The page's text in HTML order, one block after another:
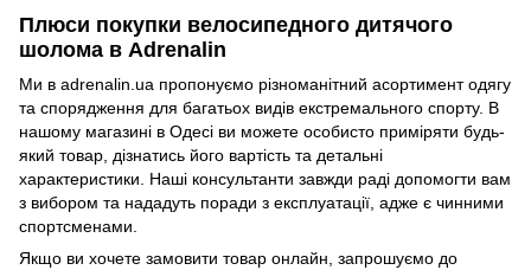
Плюси покупки велосипедного дитячого
шолома в Adrenalin
Ми в adrenalin.ua пропонуємо різноманітний асортимент одягу
та спорядження для багатьох видів екстремального спорту. В
нашому магазині в Одесі ви можете особисто приміряти будь-
який товар, дізнатись його вартість та детальні
характеристики. Наші консультанти завжди раді допомогти вам
з вибором та нададуть поради з експлуатації, адже є чинними
спортсменами.
Якщо ви хочете замовити товар онлайн, запрошуємо до